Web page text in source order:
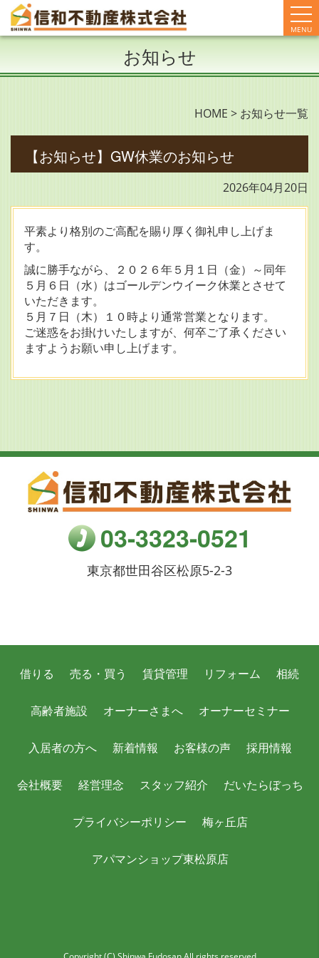
MENU
お知らせ
HOME > お知らせ一覧
【お知らせ】GW休業のお知らせ
2026年04月20日
平素より格別のご高配を賜り厚く御礼申し上げま
す。
誠に勝手ながら、２０２６年５月１日（金）～同年
５月６日（水）はゴールデンウイーク休業とさせて
いただきます。
５月７日（木）１０時より通常営業となります。
ご迷惑をお掛けいたしますが、何卒ご了承ください
ますようお願い申し上げます。
03-3323-0521
東京都世田谷区松原5-2-3
借りる 売る・買う 賃貸管理 リフォーム 相続
高齢者施設 オーナーさまへ オーナーセミナー
入居者の方へ 新着情報 お客様の声 採用情報
会社概要 経営理念 スタッフ紹介 だいたらぼっち
プライバシーポリシー 梅ヶ丘店
アパマンショップ東松原店